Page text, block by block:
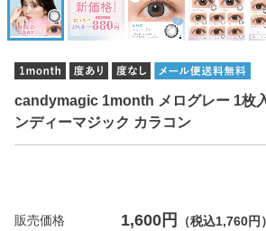
candymagic 1month メログレー 1枚
ンディーマジック カラコン
販売価格 1,600円 （税込1,760円）